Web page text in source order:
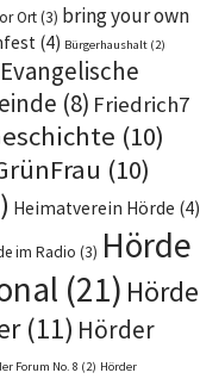
Ort(3) bring your own
(4) Bürgerhaushalt (2)
Evangelische
(8) Friedrich7
(10)
(10)
Heimatverein Hörde (4)
im Radio (3) Hörde
(21) Hörde
(11) Hörder
Forum No. 8 (2) Hörder